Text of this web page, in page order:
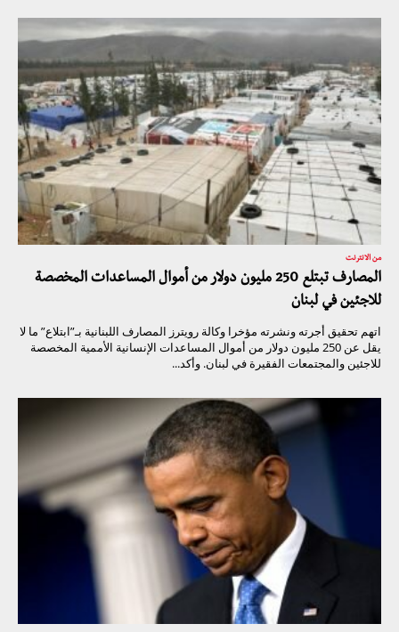
من الانترنت
المصارف تبتلع 250 مليون دولار من أموال المساعدات المخصصة
للاجئين في لبنان
اتهم تحقيق أجرته ونشرته مؤخرا وكالة رويترز المصارف اللبنانية بـ”ابتلاع” ما لا
يقل عن 250 مليون دولار من أموال المساعدات الإنسانية الأممية المخصصة
للاجئين والمجتمعات الفقيرة في لبنان. وأكد...